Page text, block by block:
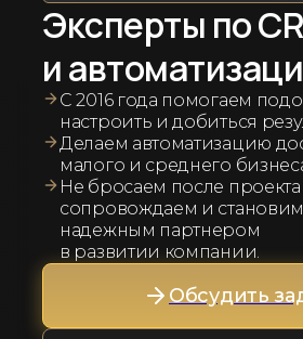
Эксперты по
и
С 2016 года помогаем
настроить и добиться
Делаем автоматизацию
малого и среднего
Не бросаем после проекта
сопровождаем и
надежным партнером
в развитии компании.
Обсудить